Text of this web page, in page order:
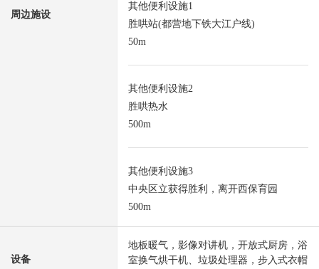
周边施设
其他便利设施1
胜哄站(都营地下铁大江户线)
50m
其他便利设施2
胜哄热水
500m
其他便利设施3
中央区立获得胜利，离开西保育园
500m
设备
地板暖气，影像对讲机，开放式厨房，浴
室换气烘干机、垃圾处理器，步入式衣帽